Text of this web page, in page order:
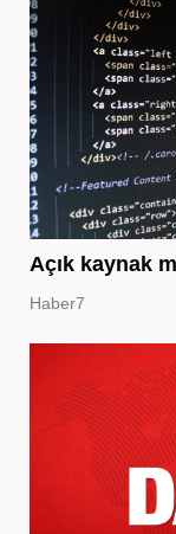
Açık kaynak
Haber7